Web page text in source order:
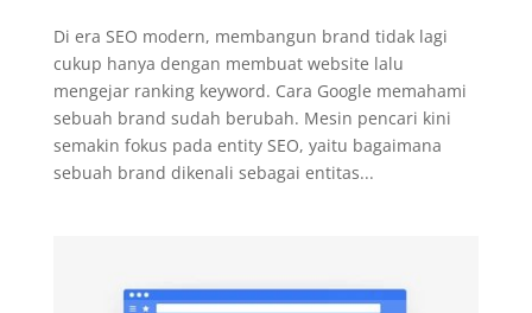
Di era SEO modern, membangun brand tidak lagi
cukup hanya dengan membuat website lalu
mengejar ranking keyword. Cara Google memahami
sebuah brand sudah berubah. Mesin pencari kini
semakin fokus pada entity SEO, yaitu bagaimana
sebuah brand dikenali sebagai entitas...